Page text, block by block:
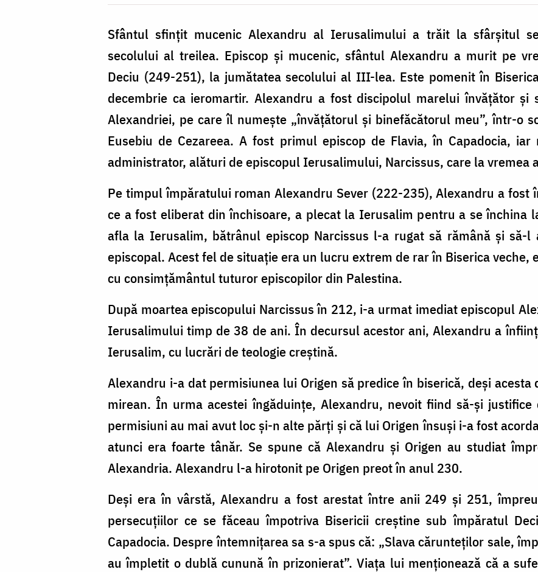
Sfântul sfințit mucenic Alexandru al Ierusalimului a trăit la sfârșitul
secolului al treilea. Episcop și mucenic, sfântul Alexandru a murit pe
Deciu (249-251), la jumătatea secolului al III-lea. Este pomenit în
decembrie ca ieromartir. Alexandru a fost discipolul marelui învățător și
Alexandriei, pe care îl numește „învățătorul și binefăcătorul meu”, într-o
Eusebiu de Cezareea. A fost primul episcop de Flavia, în Capadocia,
administrator, alături de episcopul Ierusalimului, Narcissus, care la vremea
Pe timpul împăratului roman Alexandru Sever (222-235), Alexandru a fost
ce a fost eliberat din închisoare, a plecat la Ierusalim pentru a se închina
afla la Ierusalim, bătrânul episcop Narcissus l-a rugat să rămână și să-l
episcopal. Acest fel de situație era un lucru extrem de rar în Biserica veche,
cu consimțământul tuturor episcopilor din Palestina.
După moartea episcopului Narcissus în 212, i-a urmat imediat episcopul
Ierusalimului timp de 38 de ani. În decursul acestor ani, Alexandru a
Ierusalim, cu lucrări de teologie creștină.
Alexandru i-a dat permisiunea lui Origen să predice în biserică, deși
mirean. În urma acestei îngăduințe, Alexandru, nevoit fiind să-și
permisiuni au mai avut loc și-n alte părți și că lui Origen însuși i-a fost
atunci era foarte tânăr. Se spune că Alexandru și Origen au studiat
Alexandria. Alexandru l-a hirotonit pe Origen preot în anul 230.
Deși era în vârstă, Alexandru a fost arestat între anii 249 și 251,
persecuțiilor ce se făceau împotriva Bisericii creștine sub împăratul
Capadocia. Despre întemnițarea sa s-a spus că: „Slava cărunteților sale,
au împletit o dublă cunună în prizonierat”. Viața lui menționează că a